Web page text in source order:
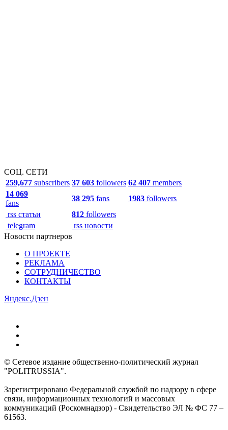
СОЦ. СЕТИ
259,677 subscribers 37 603 followers 62 407 members
14 069
fans
38 295 fans 1983 followers
rss статьи
812 followers
telegram
rss новости
Новости партнеров
О ПРОЕКТЕ
РЕКЛАМА
СОТРУДНИЧЕСТВО
КОНТАКТЫ
Яндекс.Дзен
© Сетевое издание общественно-политический журнал
"POLITRUSSIA".
Зарегистрировано Федеральной службой по надзору в сфере
связи, информационных технологий и массовых
коммуникаций (Роскомнадзор) - Свидетельство ЭЛ № ФС 77 –
61563.